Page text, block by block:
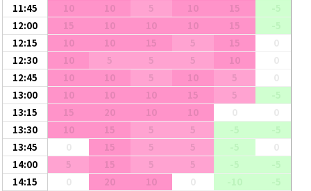
11:45
10 10 5 10 15
12:00
15 10 10 10 15
12:15
10 10 15 5 15
12:30
10 5 5 5 10
12:45
10 10 5 10 5
13:00
10 10 10 15 5
13:15
15 20 10 10
13:30
10 15 5 5
13:45
15 5 5
14:00
5 15 5 5
14:15
20 10